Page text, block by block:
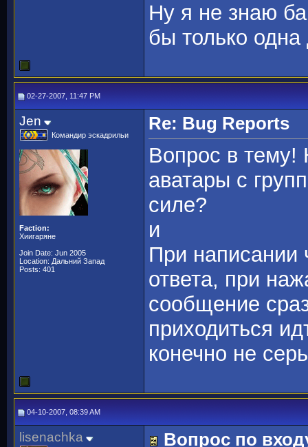
Ну я не знаю
бы только
02-27-2007, 11:47 PM
Jen
Командир эскадрильи
Faction:
Хиигаряне
Join Date: Jun 2005
Location: Дальний Запад
Posts: 401
Re: Bug Reports
Вопрос в тему!
аватары с
силе?
и
При написании
ответа, при
сообщение
приходиться
конечно не
04-10-2007, 08:39 AM
lisenachka Вопрос по